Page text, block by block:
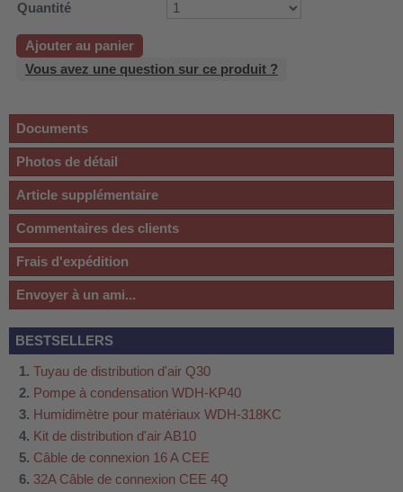
Quantité
Ajouter au panier
Vous avez une question sur ce produit ?
Documents
Photos de détail
Article supplémentaire
Commentaires des clients
Frais d'expédition
Envoyer à un ami...
BESTSELLERS
Tuyau de distribution d'air Q30
Pompe à condensation WDH-KP40
Humidimètre pour matériaux WDH-318KC
Kit de distribution d'air AB10
Câble de connexion 16 A CEE
32A Câble de connexion CEE 4Q